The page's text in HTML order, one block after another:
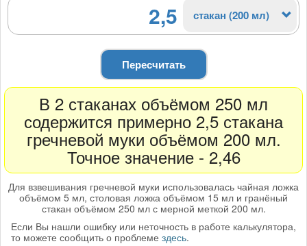
2,5 стакан (200 мл)
Пересчитать
В 2 стаканах объёмом 250 мл
содержится примерно 2,5 стакана
гречневой муки объёмом 200 мл.
Точное значение - 2,46
Для взвешивания гречневой муки использовалась чайная ложка
объёмом 5 мл, столовая ложка объёмом 15 мл и гранёный
стакан объёмом 250 мл с мерной меткой 200 мл.
Если Вы нашли ошибку или неточность в работе калькулятора,
то можете сообщить о проблеме здесь.